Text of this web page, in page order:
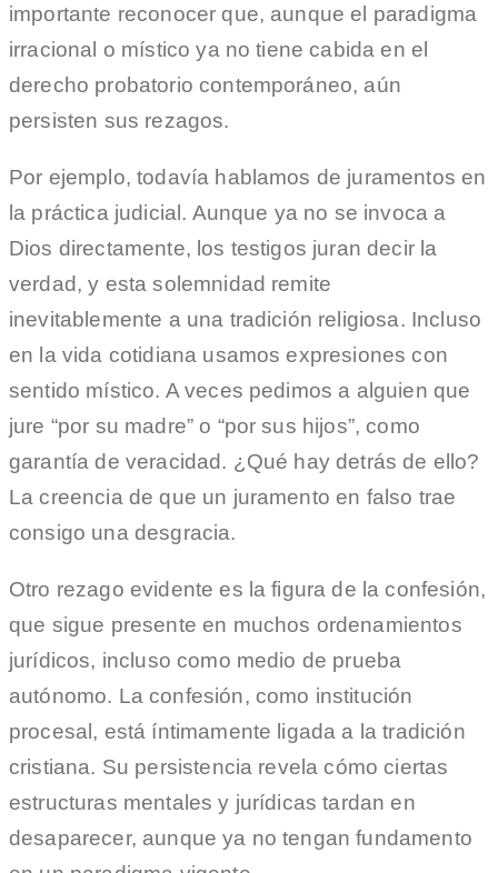
importante reconocer que, aunque el paradigma
irracional o místico ya no tiene cabida en el
derecho probatorio contemporáneo, aún
persisten sus rezagos.
Por ejemplo, todavía hablamos de juramentos en
la práctica judicial. Aunque ya no se invoca a
Dios directamente, los testigos juran decir la
verdad, y esta solemnidad remite
inevitablemente a una tradición religiosa. Incluso
en la vida cotidiana usamos expresiones con
sentido místico. A veces pedimos a alguien que
jure “por su madre” o “por sus hijos”, como
garantía de veracidad. ¿Qué hay detrás de ello?
La creencia de que un juramento en falso trae
consigo una desgracia.
Otro rezago evidente es la figura de la confesión,
que sigue presente en muchos ordenamientos
jurídicos, incluso como medio de prueba
autónomo. La confesión, como institución
procesal, está íntimamente ligada a la tradición
cristiana. Su persistencia revela cómo ciertas
estructuras mentales y jurídicas tardan en
desaparecer, aunque ya no tengan fundamento